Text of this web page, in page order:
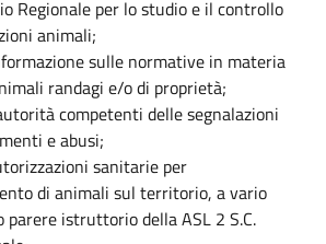
Regionale per lo studio e il controllo
animali;
sulle normative in materia
randagi e/o di proprietà;
competenti delle segnalazioni
e abusi;
sanitarie per
di animali sul territorio, a vario
istruttorio della ASL 2 S.C.